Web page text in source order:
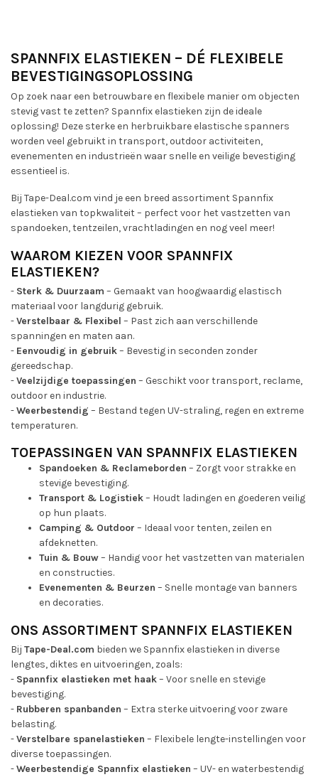
SPANNFIX ELASTIEKEN – DÉ FLEXIBELE
BEVESTIGINGSOPLOSSING
Op zoek naar een betrouwbare en flexibele manier om objecten
stevig vast te zetten? Spannfix elastieken zijn de ideale
oplossing! Deze sterke en herbruikbare elastische spanners
worden veel gebruikt in transport, outdoor activiteiten,
evenementen en industrieën waar snelle en veilige bevestiging
essentieel is.
Bij Tape-Deal.com vind je een breed assortiment Spannfix
elastieken van topkwaliteit – perfect voor het vastzetten van
spandoeken, tentzeilen, vrachtladingen en nog veel meer!
WAAROM KIEZEN VOOR SPANNFIX
ELASTIEKEN?
- Sterk & Duurzaam – Gemaakt van hoogwaardig elastisch
materiaal voor langdurig gebruik.
-Verstelbaar & Flexibel – Past zich aan verschillende
spanningen en maten aan.
- Eenvoudig in gebruik– Bevestig in seconden zonder
gereedschap.
-Veelzijdige toepassingen – Geschikt voor transport, reclame,
outdoor en industrie.
-Weerbestendig – Bestand tegen UV-straling, regen en extreme
temperaturen.
TOEPASSINGEN VAN SPANNFIX ELASTIEKEN
Spandoeken & Reclameborden – Zorgt voor strakke en
stevige bevestiging.
Transport & Logistiek– Houdt ladingen en goederen veilig
op hun plaats.
Camping & Outdoor – Ideaal voor tenten, zeilen en
afdeknetten.
Tuin & Bouw– Handig voor het vastzetten van materialen
en constructies.
Evenementen & Beurzen – Snelle montage van banners
en decoraties.
ONS ASSORTIMENT SPANNFIX ELASTIEKEN
Bij Tape-Deal.com bieden we Spannfix elastieken in diverse
lengtes, diktes en uitvoeringen, zoals:
- Spannfix elastieken met haak– Voor snelle en stevige
bevestiging.
- Rubberen spanbanden – Extra sterke uitvoering voor zware
belasting.
-Verstelbare spanelastieken – Flexibele lengte-instellingen voor
diverse toepassingen.
-Weerbestendige Spannfix elastieken – UV- en waterbestendig